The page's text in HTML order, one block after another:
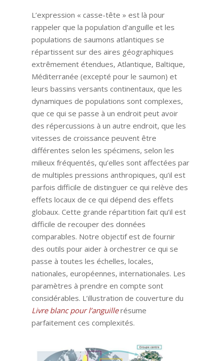
L’expression « casse-tête » est là pour
rappeler que la population d’anguille et les
populations de saumons atlantiques se
répartissent sur des aires géographiques
extrêmement étendues, Atlantique, Baltique,
Méditerranée (excepté pour le saumon) et
leurs bassins versants continentaux, que les
dynamiques de populations sont complexes,
que ce qui se passe à un endroit peut avoir
des répercussions à un autre endroit, que les
vitesses de croissance peuvent être
différentes selon les spécimens, selon les
milieux fréquentés, qu’elles sont affectées par
de multiples pressions anthropiques, qu’il est
parfois difficile de distinguer ce qui relève des
effets locaux de ce qui dépend des effets
globaux. Cette grande répartition fait qu’il est
difficile de recouper des données
comparables. Notre objectif est de fournir
des outils pour aider à orchestrer ce qui se
passe à toutes les échelles, locales,
nationales, européennes, internationales. Les
paramètres à prendre en compte sont
considérables. L’illustration de couverture du
Livre blanc pour l’anguillerésume
parfaitement ces complexités.